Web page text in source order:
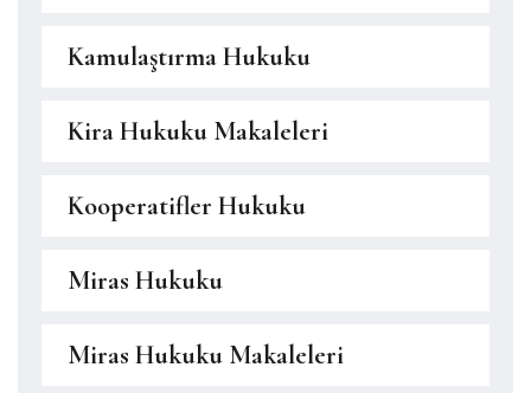
Kamulaştırma Hukuku
Kira Hukuku Makaleleri
Kooperatifler Hukuku
Miras Hukuku
Miras Hukuku Makaleleri